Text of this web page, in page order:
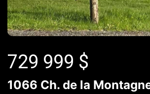
729 999 $
1066 Ch. de la